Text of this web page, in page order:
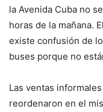
la Avenida Cuba no
horas de la mañana.
existe confusión de
buses porque no
Las ventas
reordenaron en el